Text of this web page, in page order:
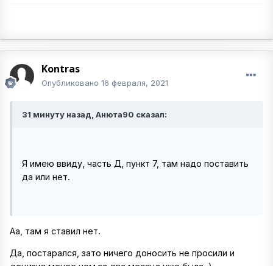
Kontras
Опубликовано 16 февраля, 2021
31 минуту назад, Анюта90 сказал:
Я имею ввиду, часть Д, пункт 7, там надо поставить
да или нет.
Аа, там я ставил нет.
Да, постарался, зато ничего доносить не просили и